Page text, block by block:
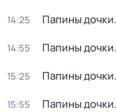
14:25 Папины
14:55 Папины
15:25 Папины
15:55 Папины